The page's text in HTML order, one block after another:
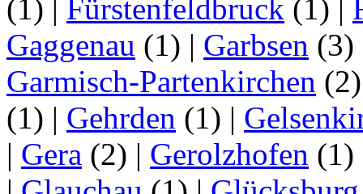
(1) | Fürstenfeldbruck (1) |
Gaggenau (1) | Garbsen (3)
Garmisch-Partenkirchen
(1) | Gehrden (1) |
| Gera (2) | Gerolzhofen (1)